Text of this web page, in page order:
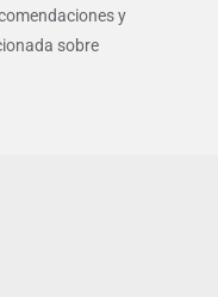
y
sobre